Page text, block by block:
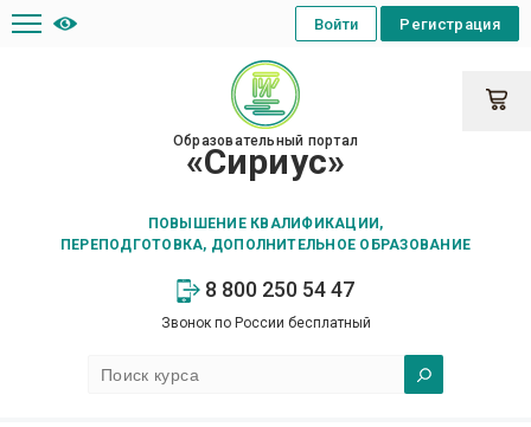
Образовательный портал
«Сириус»
ПОВЫШЕНИЕ КВАЛИФИКАЦИИ,
ПЕРЕПОДГОТОВКА, ДОПОЛНИТЕЛЬНОЕ ОБРАЗОВАНИЕ
8 800 250 54 47
Звонок по России бесплатный
Регистрация
Войти